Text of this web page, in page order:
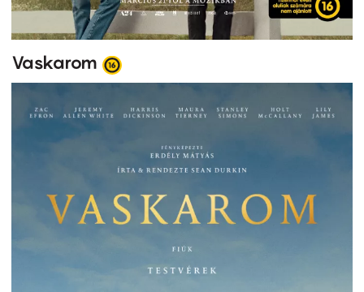
Vaskarom